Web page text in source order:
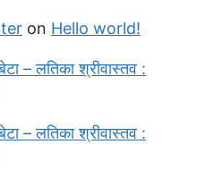
on Hello world!
– लतिका श्रीवास्तव :
– लतिका श्रीवास्तव :